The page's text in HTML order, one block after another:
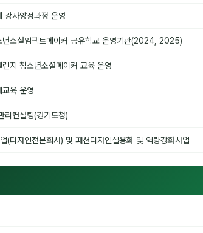
강사양성과정 운영
년소셜임팩트메이커 공유학교 운영기관(2024, 2025)
지 청소년소셜메이커 교육 운영
교육 운영
리컨설팅(경기도청)
(디자인전문회사) 및 패션디자인실용화 및 역량강화사업